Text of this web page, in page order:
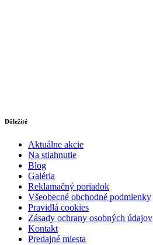
Dôležité
Aktuálne akcie
Na stiahnutie
Blog
Galéria
Reklamačný poriadok
Všeobecné obchodné podmienky
Pravidlá cookies
Zásady ochrany osobných údajov
Kontakt
Predajné miesta